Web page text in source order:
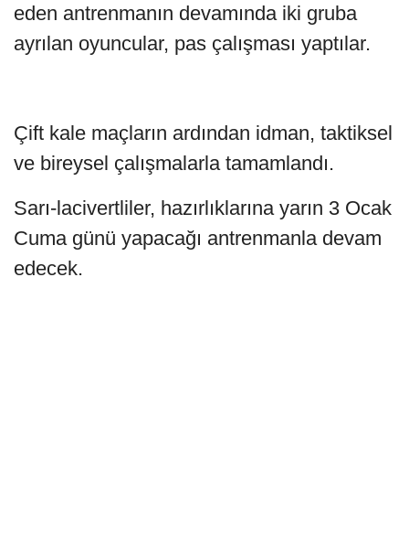
eden antrenmanın devamında iki gruba
ayrılan oyuncular, pas çalışması yaptılar.
Çift kale maçların ardından idman, taktiksel
ve bireysel çalışmalarla tamamlandı.
Sarı-lacivertliler, hazırlıklarına yarın 3 Ocak
Cuma günü yapacağı antrenmanla devam
edecek.